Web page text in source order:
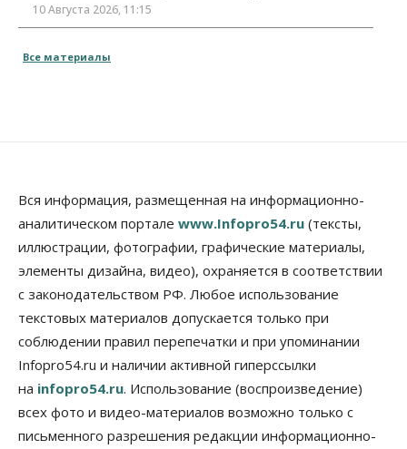
10 Августа 2026, 11:15
ПСБ нарастил объемы факторинга МСБ в
Бизнес Город Общество
Большая часть улиц в Новосибирске закрыта для
движения самокатов
10 Августа 2026, 10:00
Медицина Наука Общество
Новосибирский «Вектор» проводит исследование
резистентности ВИЧ в трёх странах
10 Августа 2026, 09:00
Суд отменил дисквалификацию
Валентина Пармона в кассации
Все материалы
Вся информация, размещенная на информационно-
аналитическом портале www.Infopro54.ru (тексты,
иллюстрации, фотографии, графические материалы,
элементы дизайна, видео), охраняется в соответствии
с законодательством РФ. Любое использование
текстовых материалов допускается только при
соблюдении правил перепечатки и при упоминании
Infopro54.ru и наличии активной гиперссылки
на infopro54.ru. Использование (воспроизведение)
всех фото и видео-материалов возможно только с
письменного разрешения редакции информационно-